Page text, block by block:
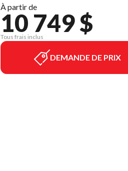
À partir de
10 749 $
Tous frais inclus
DEMANDE DE PRIX